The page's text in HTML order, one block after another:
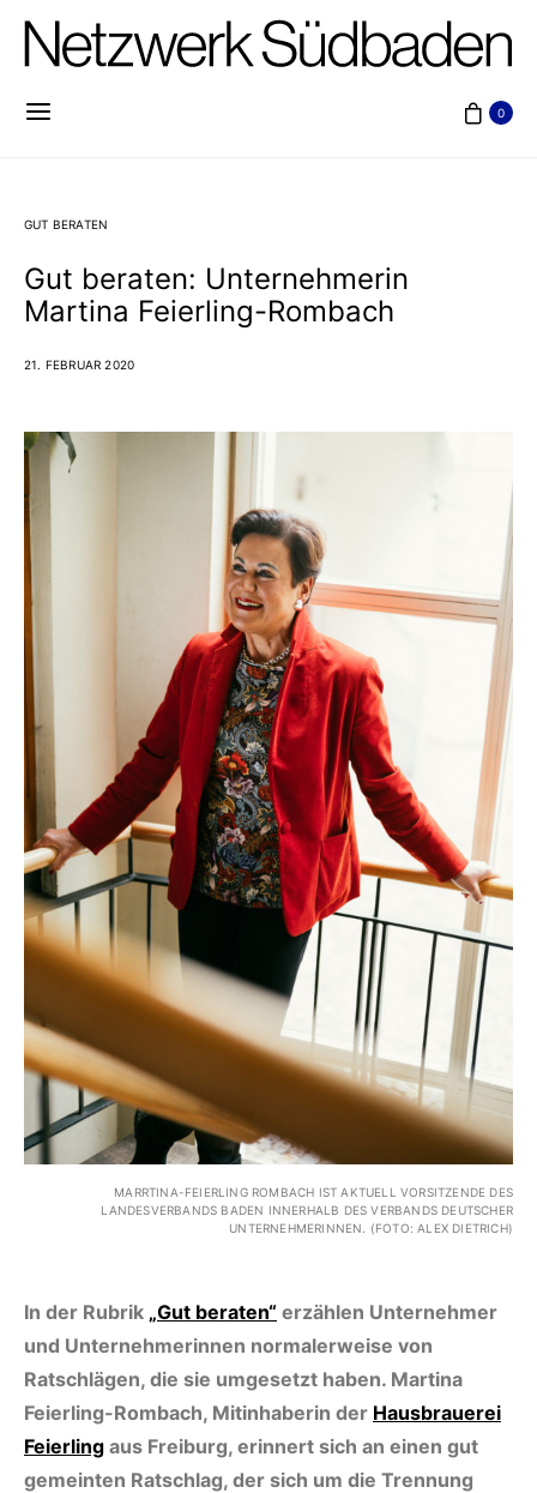
0
GUT BERATEN
Gut beraten: Unternehmerin
Martina Feierling-Rombach
21. FEBRUAR 2020
MARRTINA-FEIERLING ROMBACH IST AKTUELL VORSITZENDE DES
LANDESVERBANDS BADEN INNERHALB DES VERBANDS DEUTSCHER
UNTERNEHMERINNEN. (FOTO: ALEX DIETRICH)
In der Rubrik „Gut beraten“ erzählen Unternehmer
und Unternehmerinnen normalerweise von
Ratschlägen, die sie umgesetzt haben. Martina
Feierling-Rombach, Mitinhaberin der Hausbrauerei
Feierling aus Freiburg, erinnert sich an einen gut
gemeinten Ratschlag, der sich um die Trennung